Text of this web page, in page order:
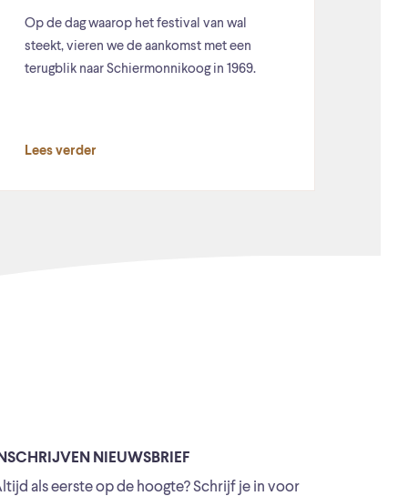
Op de dag waarop het festival van wal
steekt, vieren we de aankomst met een
terugblik naar Schiermonnikoog in 1969.
Lees verder
INSCHRIJVEN NIEUWSBRIEF
als eerste op de hoogte? Schrijf je in voor